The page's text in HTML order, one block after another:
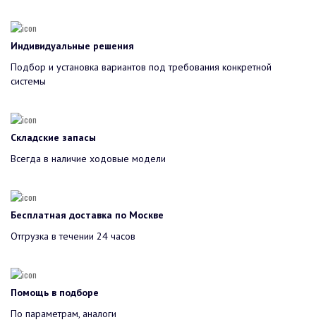
Индивидуальные решения
Подбор и установка вариантов под требования конкретной
системы
Складские запасы
Всегда в наличие ходовые модели
Бесплатная доставка по Москве
Отгрузка в течении 24 часов
Помощь в подборе
По параметрам, аналоги